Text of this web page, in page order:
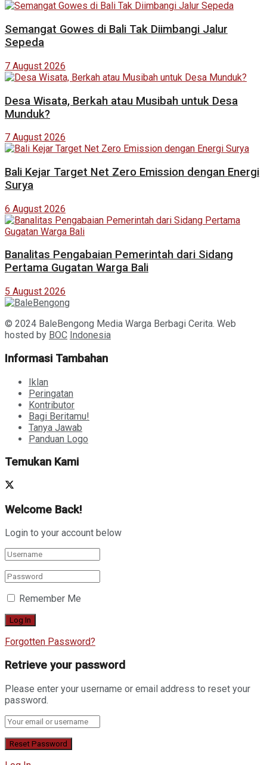
Semangat Gowes di Bali Tak Diimbangi Jalur
Sepeda
7 August 2026
Desa Wisata, Berkah atau Musibah untuk Desa
Munduk?
7 August 2026
Bali Kejar Target Net Zero Emission dengan Energi
Surya
6 August 2026
Banalitas Pengabaian Pemerintah dari Sidang
Pertama Gugatan Warga Bali
5 August 2026
© 2024 BaleBengong Media Warga Berbagi Cerita. Web
hosted by BOC Indonesia
Informasi Tambahan
Iklan
Peringatan
Kontributor
Bagi Beritamu!
Tanya Jawab
Panduan Logo
Temukan Kami
Welcome Back!
Login to your account below
Remember Me
Forgotten Password?
Retrieve your password
Please enter your username or email address to reset your
password.